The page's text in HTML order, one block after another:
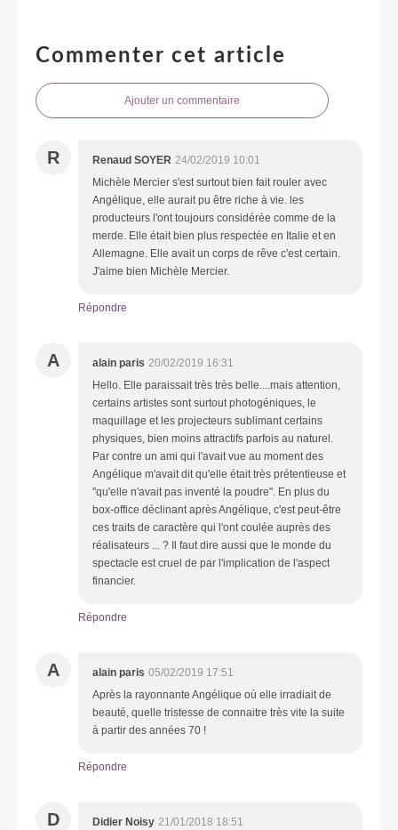
Commenter cet article
Ajouter un commentaire
R Renaud SOYER 24/02/2019 10:01
Michèle Mercier s'est surtout bien fait rouler avec
Angélique, elle aurait pu être riche à vie. les
producteurs l'ont toujours considérée comme de la
merde. Elle était bien plus respectée en Italie et en
Allemagne. Elle avait un corps de rêve c'est certain.
J'aime bien Michèle Mercier.
Répondre
A alain paris 20/02/2019 16:31
Hello. Elle paraissait très très belle....mais attention,
certains artistes sont surtout photogéniques, le
maquillage et les projecteurs sublimant certains
physiques, bien moins attractifs parfois au naturel.
Par contre un ami qui l'avait vue au moment des
Angélique m'avait dit qu'elle était très prétentieuse et
"qu'elle n'avait pas inventé la poudre". En plus du
box-office déclinant après Angélique, c'est peut-être
ces traits de caractère qui l'ont coulée auprès des
réalisateurs ... ? Il faut dire aussi que le monde du
spectacle est cruel de par l'implication de l'aspect
financier.
Répondre
A alain paris 05/02/2019 17:51
Après la rayonnante Angélique où elle irradiait de
beauté, quelle tristesse de connaitre très vite la suite
à partir des années 70 !
Répondre
D Didier Noisy 21/01/2018 18:51